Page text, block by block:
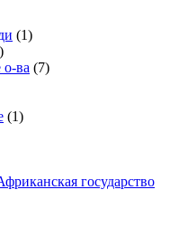
(1)
ва (7)
(1)
государство